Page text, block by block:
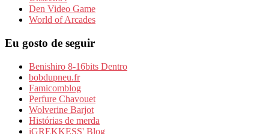
Den Video Game
World of Arcades
Eu gosto de seguir
Benishiro 8-16bits Dentro
bobdupneu.fr
Famicomblog
Perfure Chavouet
Wolverine Barjot
Histórias de merda
iGREKKESS' Blog